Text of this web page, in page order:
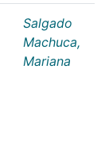
Salgado
Machuca,
Mariana